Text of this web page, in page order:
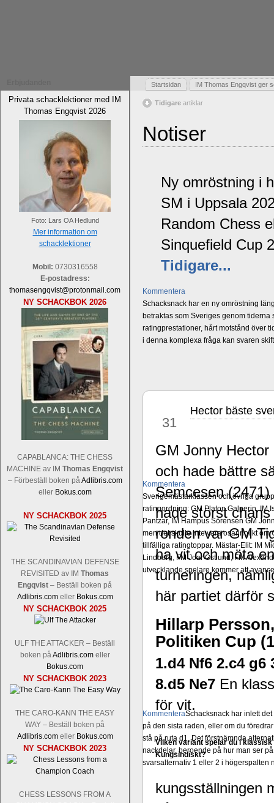
Privata schacklektioner med IM
Thomas Engqvist 2026
Foto: Lars OA Hedlund
Mer information om
schacklektioner
Mobil: 0730316558
E-postadress:
thomasengqvist@protonmail.com
NY SCHACKBOK 2026
CAPABLANCA: THE CHESS
MACHINE av IM Thomas Engqvist
– Förbeställ boken påAdlibris.com
eller Bokus.com
NY SCHACKBOK 2025
THE SCANDINAVIAN DEFENSE
REVISITED av IM Thomas
Engqvist – Beställ boken på
Adlibris.comeller Bokus.com
NY SCHACKBOK 2025
ULF THE ATTACKER – Beställ
boken påAdlibris.comeller
Bokus.com
NY SCHACKBOK 2023
THE CARO-KANN THE EASY
WAY – Beställ boken på
Adlibris.comeller Bokus.com
NY SCHACKBOK 2023
CHESS LESSONS FROM A
Startsidan IM Thomas Engqvist ger
Tidigare artiklar
Notiser
Ny omröstning i
SM i Uppsala
Random Chess
Sinquefield Cup
Tidigare...
Kommentera
Schacksnack har en ny omröstning
betraktas som Sveriges genom
ratingprestationer, hårt motstånd över
i denna komplexa fråga kan svaren
Kommentera
Sverigemästarklassen och övriga
ratingordning: GM Platon Galperin, IM
Pantzar, IM Hampus Sörensen GM
men det skulle inte vara osannolikt om
tillfälliga ratingtoppar. Mästar-Elit: IM
Lindberg, FM Joar Östlund, FM
utvecklande spelare kommer att
KommenteraSchacksnack har inlett
på den sista raden, eller om du
stå på ruta d1. Det förstnämnda
nackdelar, beroende på hur man ser
svarsalternativ 1 eller 2 i högerspalten
31
Hector bäste
GM Jonny
och hade bättre
Semcesen
hade störst
ronden var GM
ha vit och möta
turneringen,
här partiet därför
Hillarp
Politiken Cup
1.d4 Nf6 2.c4 g6
8.d5 Ne7 En
för vit.
Vilken variant spelar du i klassisk
Kungsindiskt?
kungsställningen